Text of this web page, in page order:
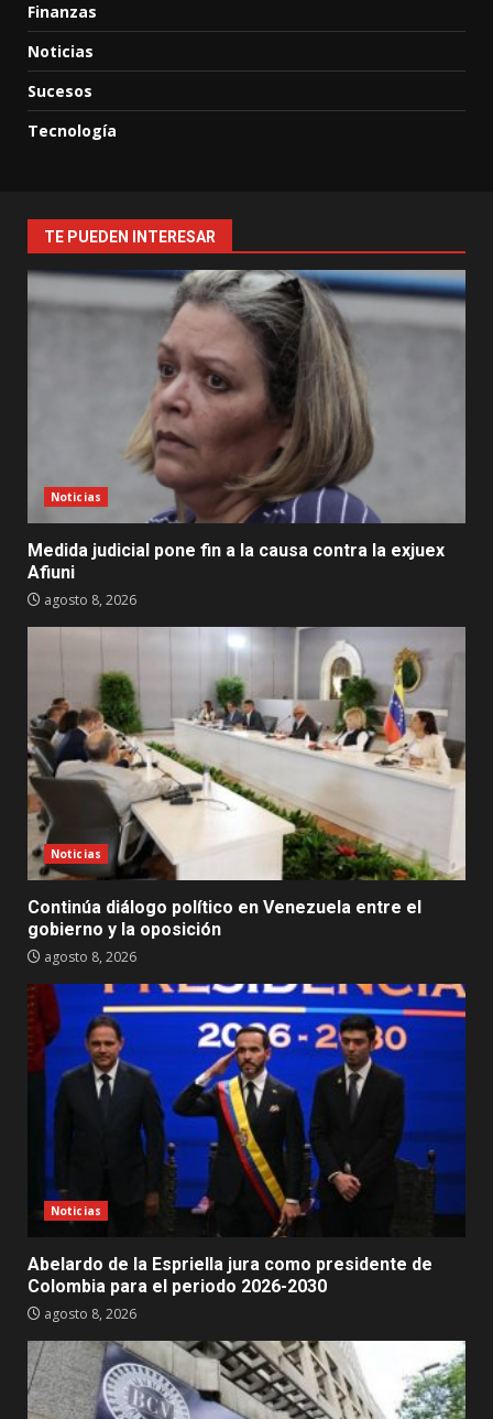
Finanzas
Noticias
Sucesos
Tecnología
TE PUEDEN INTERESAR
Noticias
Medida judicial pone fin a la causa contra la exjuex
Afiuni
agosto 8, 2026
Noticias
Continúa diálogo político en Venezuela entre el
gobierno y la oposición
agosto 8, 2026
Noticias
Abelardo de la Espriella jura como presidente de
Colombia para el periodo 2026-2030
agosto 8, 2026